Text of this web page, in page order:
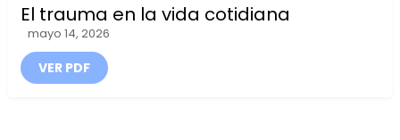
El trauma en la vida cotidiana
mayo 14, 2026
VER PDF